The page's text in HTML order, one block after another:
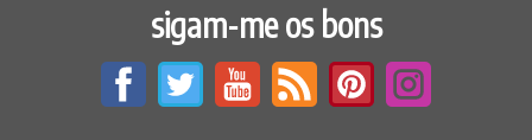
sigam-me os bons